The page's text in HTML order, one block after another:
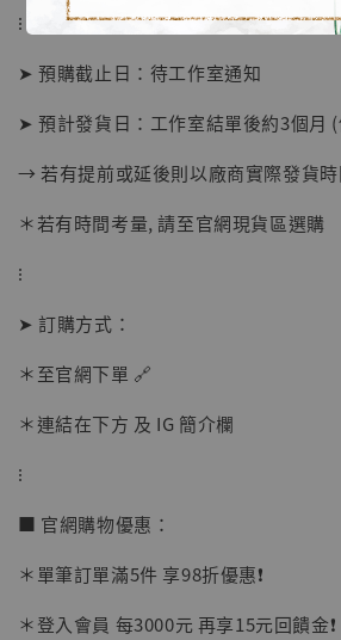
【店內現貨】海賊王 系列蒐藏
摩 [7STARS Studio]
NT$ 1,500
⁝
➤ 預購截止日：待工作室通知
➤ 預計發貨日：工作室結單後約3個月
→ 若有提前或延後則以廠商實際發貨時
＊若有時間考量, 請至官網現貨區選購
⁝
➤ 訂購方式：
＊至官網下單 🔗
＊連結在下方 及 IG 簡介欄
⁝
■ 官網購物優惠：
＊單筆訂單滿5件 享98折優惠❗️
＊登入會員 每3000元 再享15元回饋金❗️